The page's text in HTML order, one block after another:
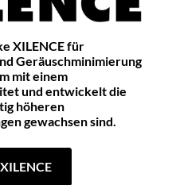
XILENCE für
Geräuschminimierung
mit einem
und entwickelt die
höheren
gewachsen sind.